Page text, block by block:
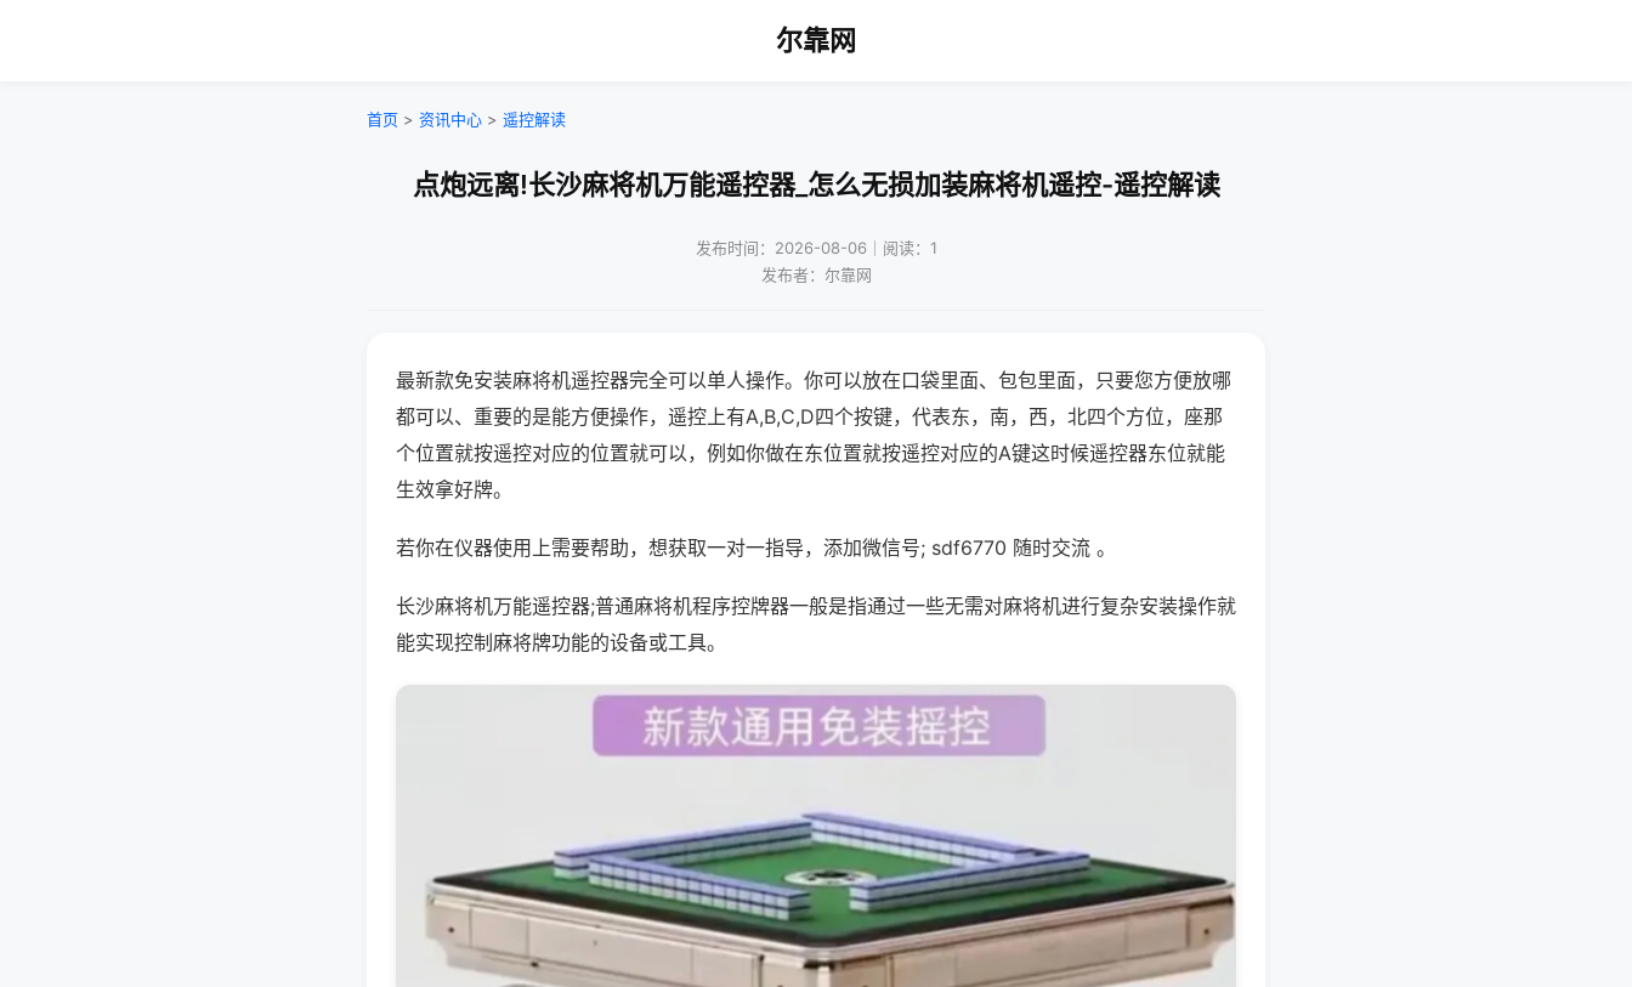
尔靠网
首页 > 资讯中心 > 遥控解读
点炮远离!长沙麻将机万能遥控器_怎么无损加装麻将机遥控-遥控解读
发布时间：2026-08-06｜阅读：1
发布者：尔靠网
最新款免安装麻将机遥控器完全可以单人操作。你可以放在口袋里面、包包里面，只要您方便放哪
都可以、重要的是能方便操作，遥控上有A,B,C,D四个按键，代表东，南，西，北四个方位，座那
个位置就按遥控对应的位置就可以，例如你做在东位置就按遥控对应的A键这时候遥控器东位就能
生效拿好牌。
若你在仪器使用上需要帮助，想获取一对一指导，添加微信号; sdf6770 随时交流 。
长沙麻将机万能遥控器;普通麻将机程序控牌器一般是指通过一些无需对麻将机进行复杂安装操作就
能实现控制麻将牌功能的设备或工具。